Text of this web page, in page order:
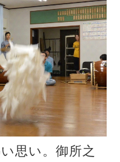
思い。御所之